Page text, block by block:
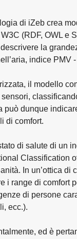
di iZeb crea
(RDF, OWL e
la
indice PMV
il modello
può dunque
di comfort.
di salute di un
Classification
In un’ottica di
i range di comfort
di persone
ecc.).
ed è